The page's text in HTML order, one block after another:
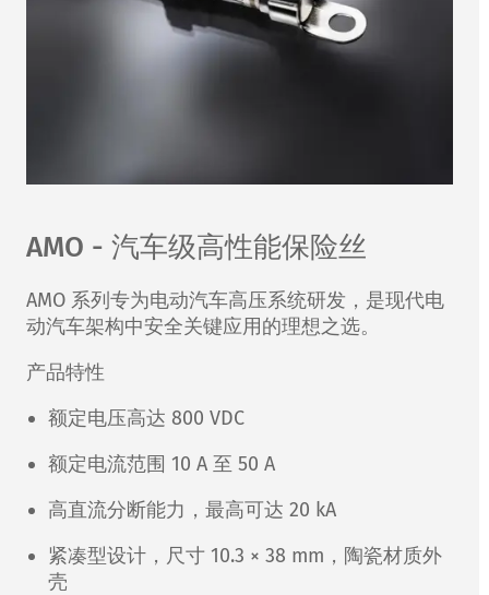
AMO - 汽车级高性能保险丝
AMO 系列专为电动汽车高压系统研发，是现代电
动汽车架构中安全关键应用的理想之选。​
产品特性
额定电压高达 800 VDC
额定电流范围 10 A 至 50 A
高直流分断能力，最高可达 20 kA
紧凑型设计，尺寸 10.3 × 38 mm，陶瓷材质外
壳